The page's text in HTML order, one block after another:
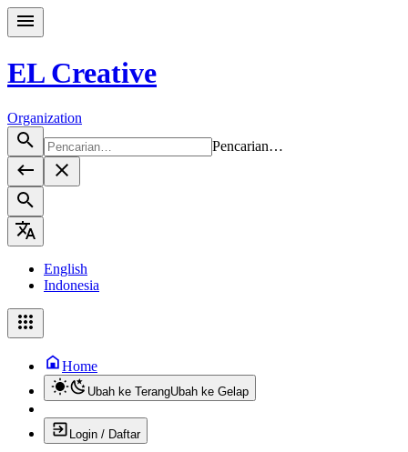
EL Creative
Organization
Pencarian…
English
Indonesia
Home
Ubah ke TerangUbah ke Gelap
Login / Daftar